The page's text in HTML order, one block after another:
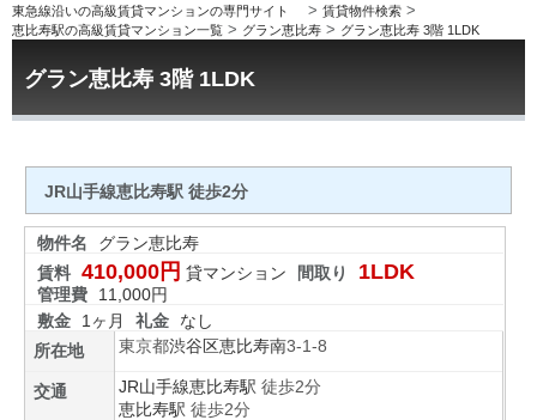
東急線沿いの高級賃貸マンションの専門サイト > 賃貸物件検索 >
恵比寿駅の高級賃貸マンション一覧 > グラン恵比寿 > グラン恵比寿 3階 1LDK
グラン恵比寿 3階 1LDK
JR山手線恵比寿駅 徒歩2分
物件名
グラン恵比寿
賃料 410,000円 貸マンション 間取り 1LDK
管理費
11,000円
敷金
1ヶ月 礼金
なし
所在地
東京都渋谷区恵比寿南3-1-8
交通 JR山手線恵比寿駅 徒歩2分
恵比寿駅 徒歩2分